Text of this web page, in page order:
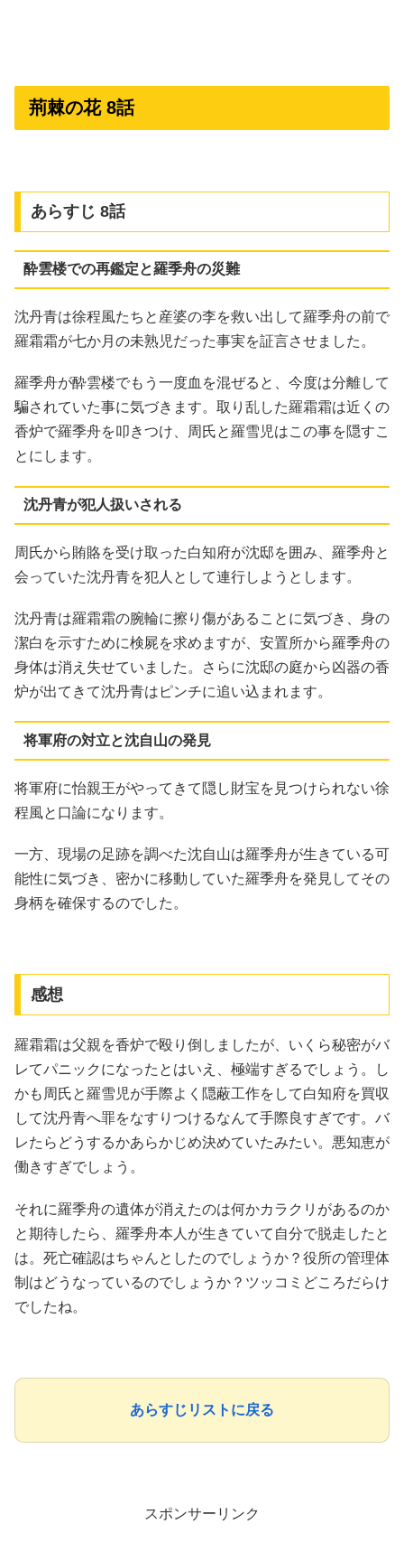
荊棘の花 8話
あらすじ 8話
酔雲楼での再鑑定と羅季舟の災難
沈丹青は徐程風たちと産婆の李を救い出して羅季舟の前で
羅霜霜が七か月の未熟児だった事実を証言させました。
羅季舟が酔雲楼でもう一度血を混ぜると、今度は分離して
騙されていた事に気づきます。取り乱した羅霜霜は近くの
香炉で羅季舟を叩きつけ、周氏と羅雪児はこの事を隠すこ
とにします。
沈丹青が犯人扱いされる
周氏から賄賂を受け取った白知府が沈邸を囲み、羅季舟と
会っていた沈丹青を犯人として連行しようとします。
沈丹青は羅霜霜の腕輪に擦り傷があることに気づき、身の
潔白を示すために検屍を求めますが、安置所から羅季舟の
身体は消え失せていました。さらに沈邸の庭から凶器の香
炉が出てきて沈丹青はピンチに追い込まれます。
将軍府の対立と沈自山の発見
将軍府に怡親王がやってきて隠し財宝を見つけられない徐
程風と口論になります。
一方、現場の足跡を調べた沈自山は羅季舟が生きている可
能性に気づき、密かに移動していた羅季舟を発見してその
身柄を確保するのでした。
感想
羅霜霜は父親を香炉で殴り倒しましたが、いくら秘密がバ
レてパニックになったとはいえ、極端すぎるでしょう。し
かも周氏と羅雪児が手際よく隠蔽工作をして白知府を買収
して沈丹青へ罪をなすりつけるなんて手際良すぎです。バ
レたらどうするかあらかじめ決めていたみたい。悪知恵が
働きすぎでしょう。
それに羅季舟の遺体が消えたのは何かカラクリがあるのか
と期待したら、羅季舟本人が生きていて自分で脱走したと
は。死亡確認はちゃんとしたのでしょうか？役所の管理体
制はどうなっているのでしょうか？ツッコミどころだらけ
でしたね。
あらすじリストに戻る
スポンサーリンク